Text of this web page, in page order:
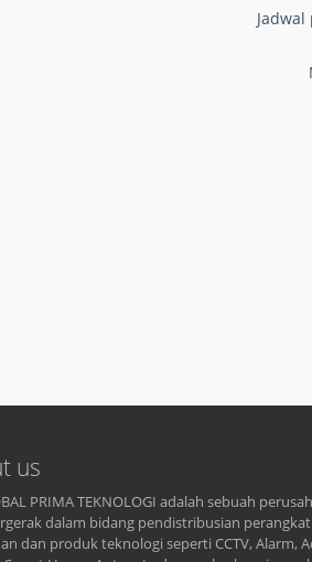
us
PRIMA TEKNOLOGI adalah sebuah
dalam bidang pendistribusian perangkat
dan produk teknologi seperti CCTV, Alarm,